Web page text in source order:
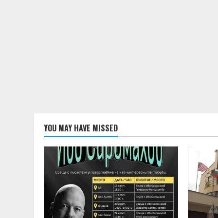
YOU MAY HAVE MISSED